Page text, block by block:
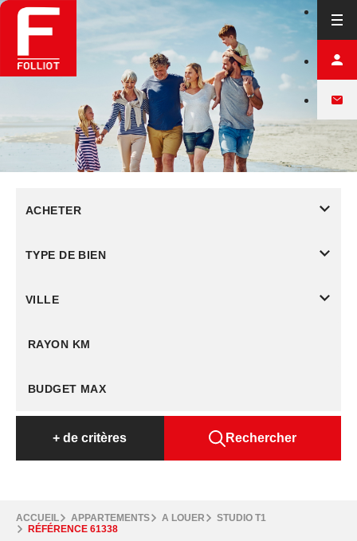
ACHETER
TYPE DE BIEN
VILLE
RAYON KM
+ de critères Rechercher
ACCUEIL APPARTEMENTS A LOUER
STUDIO T1
RÉFÉRENCE 61338